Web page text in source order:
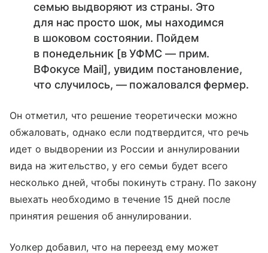
семью выдворяют из страны. Это
для нас просто шок, мы находимся
в шоковом состоянии. Пойдем
в понедельник [в УФМС — прим.
ВФокусе Mail], увидим постановление,
что случилось, — пожаловался фермер.
Он отметил, что решение теоретически можно
обжаловать, однако если подтвердится, что речь
идет о выдворении из России и аннулировании
вида на жительство, у его семьи будет всего
несколько дней, чтобы покинуть страну. По закону
выехать необходимо в течение 15 дней после
принятия решения об аннулировании.
Уолкер добавил, что на переезд ему может